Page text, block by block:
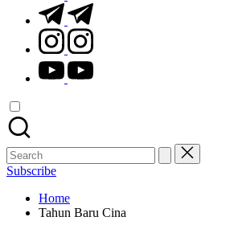
t.me
instagram.com
youtube.com
Search
for:
Subscribe
Home
Tahun Baru Cina